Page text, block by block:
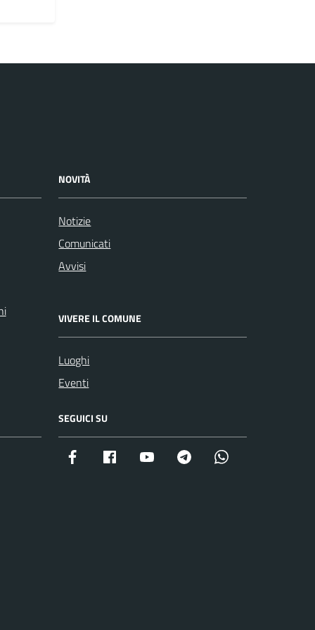
NOVITÀ
Notizie
Comunicati
Avvisi
VIVERE IL COMUNE
Luoghi
Eventi
SEGUICI SU
Facebook istituzionale
Facebook museo civico
YouTube Telegram